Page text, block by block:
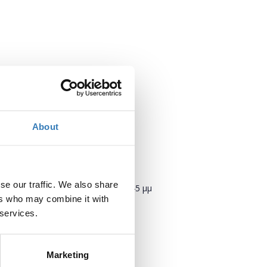
About
our traffic. We also share
who may combine it with
Marketing
Τετάρτη, 22 Νοεμβρίου 2017 2:45 μμ
Προσθήκη στο ημερολόγιό σας